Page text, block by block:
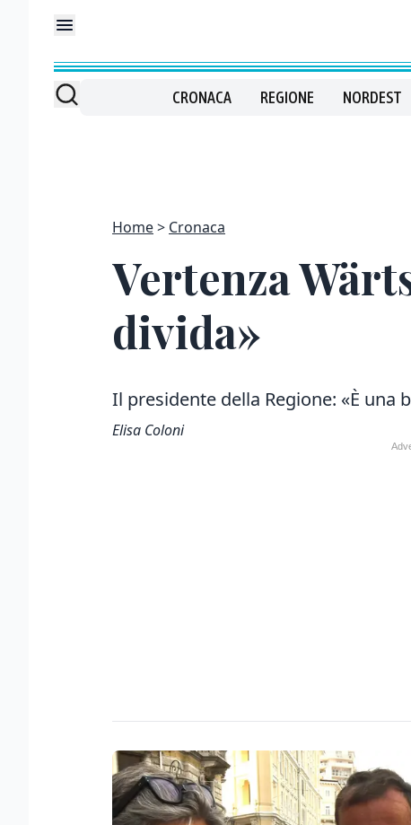
CRONACA REGIONE NORDEST
Home Cronaca
Vertenza
divida»
Il presidente della Regione: «È una
Elisa Coloni